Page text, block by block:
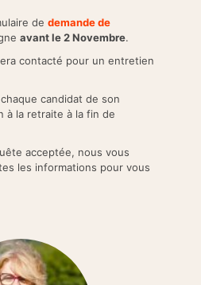
de demande de
avant le 2 Novembre.
contacté pour un entretien
candidat de son
à la retraite à la fin de
acceptée, nous vous
les informations pour vous